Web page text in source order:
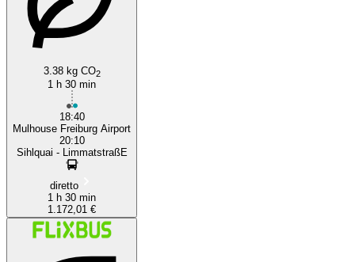
3.38 kg CO2
1 h 30 min
18:40
Mulhouse Freiburg Airport
20:10
Sihlquai - LimmatstraßE
diretto
1 h 30 min
1.172,01 €